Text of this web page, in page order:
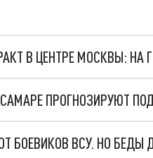
В ЦЕНТРЕ МОСКВЫ:
ПРОГНОЗИРУЮТ
БОЕВИКОВ ВСУ. НО